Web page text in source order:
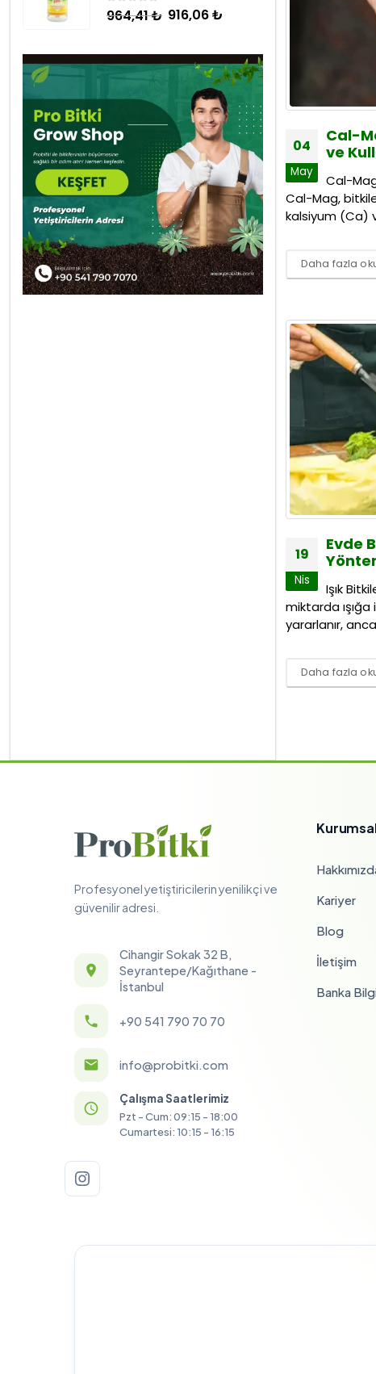
04
May
Cal-
ve
Cal-
Cal-Mag,
kalsiyum (Ca)
Daha fazla
19
Nis
Evde
Işık
miktarda ışığa
yararlanır,
Daha fazla
0 5 üzerinden
964,41₺ 916,06₺
Profesyonel yetiştiricilerin yenilikçi ve
güvenilir adresi.
Cihangir Sokak 32 B,
Seyrantepe/Kağıthane -
İstanbul
+90 541 790 70 70
info@probitki.com
Çalışma Saatlerimiz
Pzt - Cum: 09:15 - 18:00
Cumartesi: 10:15 - 16:15
Kariyer
Blog
İletişim
Banka